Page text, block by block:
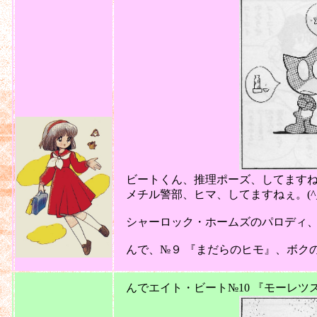
ビートくん、推理ポーズ、してます
メチル警部、ヒマ、してますねぇ。
シャーロック・ホームズのパロディ
んで、№９ 『まだらのヒモ』、ボク
んでエイト・ビート№10 『モーレツ